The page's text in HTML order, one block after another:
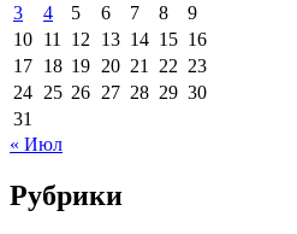
3
4 5 6 7 8
9
10 11 12 13 14 15 16
17 18 19 20 21 22 23
24 25 26 27 28 29 30
31
« Июл
Рубрики